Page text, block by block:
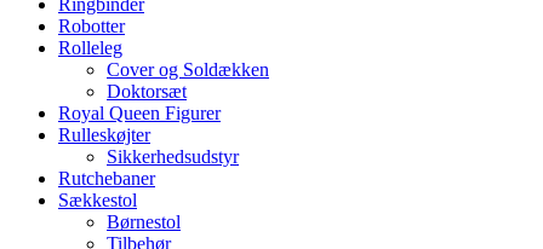
Robotter
Rolleleg
Cover og Soldækken
Doktorsæt
Royal Queen Figurer
Rulleskøjter
Sikkerhedsudstyr
Rutchebaner
Sækkestol
Børnestol
Tilbehør